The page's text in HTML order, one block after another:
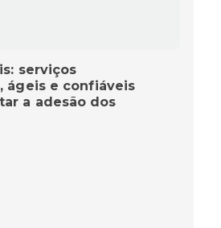
serviços
ágeis e confiáveis
a adesão dos